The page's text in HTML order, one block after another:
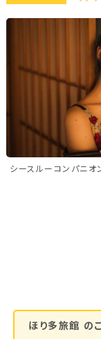
九州・沖縄
福岡県(2)
シースルーコンパニオ
ほり多旅館 の